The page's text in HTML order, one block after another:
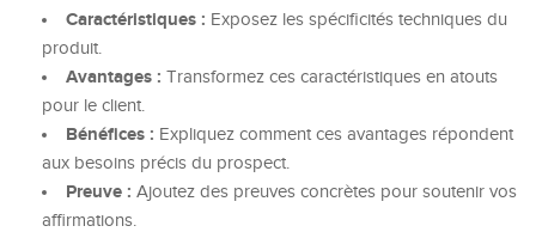
Caractéristiques : Exposez les spécificités techniques du
produit.
Avantages : Transformez ces caractéristiques en atouts
pour le client.
Bénéfices : Expliquez comment ces avantages répondent
aux besoins précis du prospect.
Preuve : Ajoutez des preuves concrètes pour soutenir vos
affirmations.